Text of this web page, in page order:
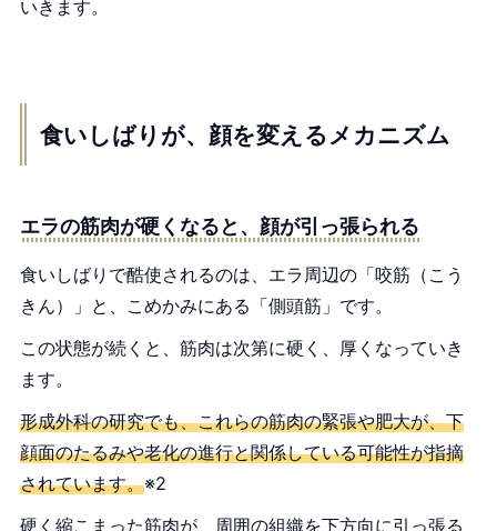
いきます。
食いしばりが、顔を変えるメカニズム
エラの筋肉が硬くなると、顔が引っ張られる
食いしばりで酷使されるのは、エラ周辺の「咬筋（こう
きん）」と、こめかみにある「側頭筋」です。
この状態が続くと、筋肉は次第に硬く、厚くなっていき
ます。
形成外科の研究でも、これらの筋肉の緊張や肥大が、下
顔面のたるみや老化の進行と関係している可能性が指摘
されています。※2
硬く縮こまった筋肉が、周囲の組織を下方向に引っ張る